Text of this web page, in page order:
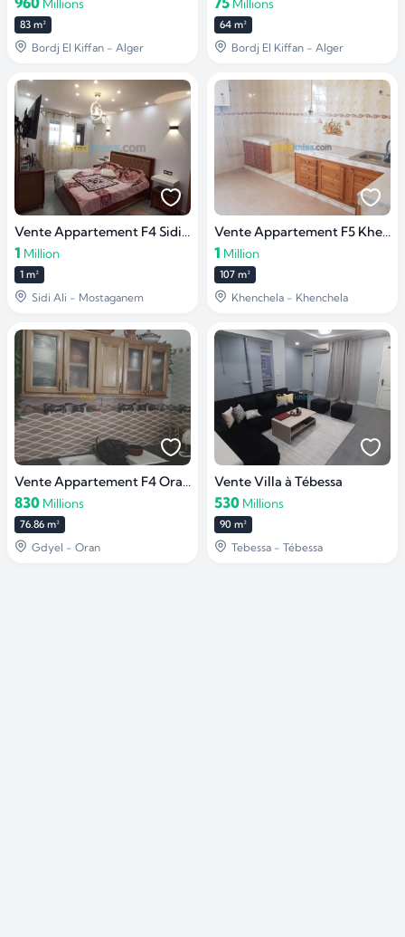
Millions
83 m²
Bordj El Kiffan - Alger
Millions
64 m²
Bordj El Kiffan - Alger
Vente Appartement F4 Sidi ali
1 Million
1 m²
Sidi Ali - Mostaganem
Vente Appartement F5 Khenchela
1 Million
107 m²
Khenchela - Khenchela
Vente Appartement F4 Oran Gdyel
830 Millions
76.86 m²
Gdyel - Oran
Vente Villa à Tébessa
530 Millions
90 m²
Tebessa - Tébessa